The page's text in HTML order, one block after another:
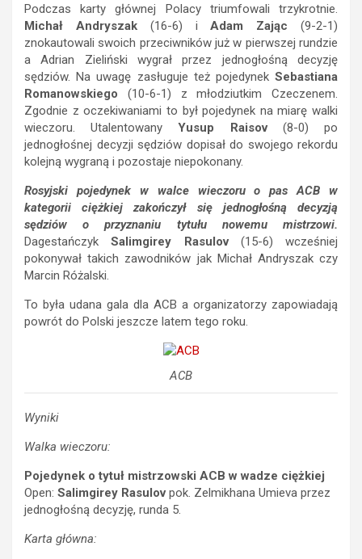
Podczas karty głównej Polacy triumfowali trzykrotnie.
Michał Andryszak(16-6) iAdam Zając (9-2-1)
znokautowali swoich przeciwników już w pierwszej rundzie
a Adrian Zieliński wygrał przez jednogłośną decyzję
sędziów. Na uwagę zasługuje też pojedynek Sebastiana
Romanowskiego (10-6-1) z młodziutkim Czeczenem.
Zgodnie z oczekiwaniami to był pojedynek na miarę walki
wieczoru. UtalentowanyYusup Raisov (8-0) po
jednogłośnej decyzji sędziów dopisał do swojego rekordu
kolejną wygraną i pozostaje niepokonany.
Rosyjski pojedynek w walce wieczoru o pas ACB w
kategorii ciężkiej zakończył się jednogłośną decyzją
sędziów o przyznaniu tytułu nowemu mistrzowi.
DagestańczykSalimgirey Rasulov(15-6) wcześniej
pokonywał takich zawodników jak Michał Andryszak czy
Marcin Różalski.
To była udana gala dla ACB a organizatorzy zapowiadają
powrót do Polski jeszcze latem tego roku.
ACB
Wyniki
Walka wieczoru:
Pojedynek o tytuł mistrzowski ACB w wadze ciężkiej
Open: Salimgirey Rasulovpok. Zelmikhana Umieva przez
jednogłośną decyzję, runda 5.
Karta główna: